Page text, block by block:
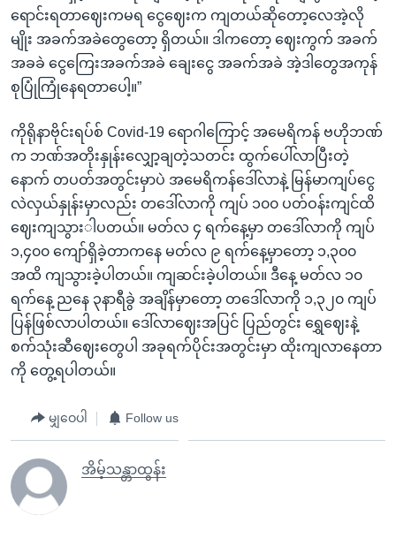
ရောင်းရတာဈေးကမရ ငွေဈေးက ကျတယ်ဆိုတော့လေအဲ့လို
မျိုး အခက်အခဲတွေတော့ ရှိတယ်။ ဒါကတော့ ဈေးကွက် အခက်
အခခဲ ငွေကြေးအခက်အခဲ ချေးငွေ အခက်အခဲ အဲ့ဒါတွေအကုန်
စုပြုံကြုံနေရတာပေါ့။”
ကိုရိုနာဗိုင်းရပ်စ် Covid-19 ရောဂါကြောင့် အမေရိကန် ဗဟိုဘဏ်
က ဘဏ်အတိုးနှုန်းလျှော့ချတဲ့သတင်း ထွက်ပေါ်လာပြီးတဲ့
နောက် တပတ်အတွင်းမှာပဲ အမေရိကန်ဒေါ်လာနဲ့ မြန်မာကျပ်ငွေ
လဲလှယ်နှုန်းမှာလည်း တဒေါ်လာကို ကျပ် ၁၀၀ ပတ်ဝန်းကျင်ထိ
ဈေးကျသွားါပတယ်။ မတ်လ ၄ ရက်နေ့မှာ တဒေါ်လာကို ကျပ်
၁,၄၀၀ ကျော်ရှိခဲ့တာကနေ မတ်လ ၉ ရက်နေ့မှာတော့ ၁,၃၀၀
အထိ ကျသွားခဲ့ပါတယ်။ ကျဆင်းခဲ့ပါတယ်။ ဒီနေ့ မတ်လ ၁၀
ရက်နေ့ ညနေ ၃နာရီခွဲ အချိန်မှာတော့ တဒေါ်လာကို ၁,၃၂၀ ကျပ်
ပြန်ဖြစ်လာပါတယ်။ ဒေါ်လာဈေးအပြင် ပြည်တွင်း ရွှေဈေးနဲ့
စက်သုံးဆီဈေးတွေပါ အခုရက်ပိုင်းအတွင်းမှာ ထိုးကျလာနေတာ
ကို တွေ့ရပါတယ်။
မျှဝေပါ Follow us
အိမ့်သန္တာထွန်း